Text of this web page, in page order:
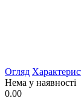
Огляд
Нема у наявності
0.00